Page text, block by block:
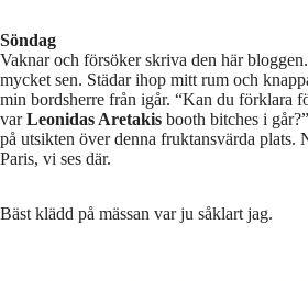
Söndag
Vaknar och försöker skriva den här
mycket sen. Städar ihop mitt rum och
min bordsherre från igår. “Kan du förklara
varLeonidas Aretakis booth bitches i
på utsikten över denna fruktansvärda plats.
Paris, vi ses där.
Bäst klädd på mässan var ju såklart jag.